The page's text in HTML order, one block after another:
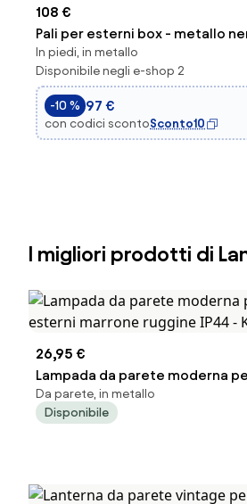
108 €
Pali per esterni box - metallo
vetro trasparente
In piedi, in metallo
Disponibile negli e-shop 2
-10 % 97 €
con codici scontoSconto10
I migliori prodotti di
26,95 €
Lampada da parete moderna
esterni marrone ruggine IP44 -
Da parete, in metallo
Disponibile